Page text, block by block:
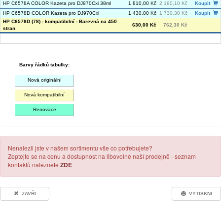
HP C6578A COLOR Kazeta pro DJ970Cxi 38ml
1 810,00 Kč 2 190,10 Kč
Koupit
HP C6578D COLOR Kazeta pro DJ970Cxi
1 430,00 Kč 1 730,30 Kč
Koupit
HP C6578D (78) - kompatibilní - Barevná na 450
stran
630,00 Kč 762,30 Kč
Barvy řádků tabulky:
Nová originální
Nová kompatibilní
Renovace
Nenalezli jste v našem sortimentu vše co potřebujete?
Zeptejte se na cenu a dostupnost na libovolné naší prodejně - seznam
kontaktů naleznete ZDE
ZAVŘI VYTISKNI